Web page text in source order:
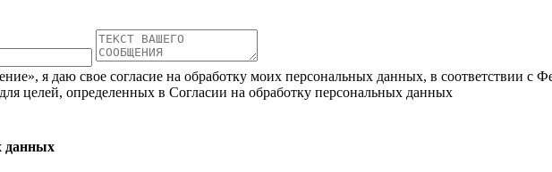
я даю свое согласие на обработку моих персональных данных, в соответствии
целей, определенных в Согласии на обработку персональных данных
данных